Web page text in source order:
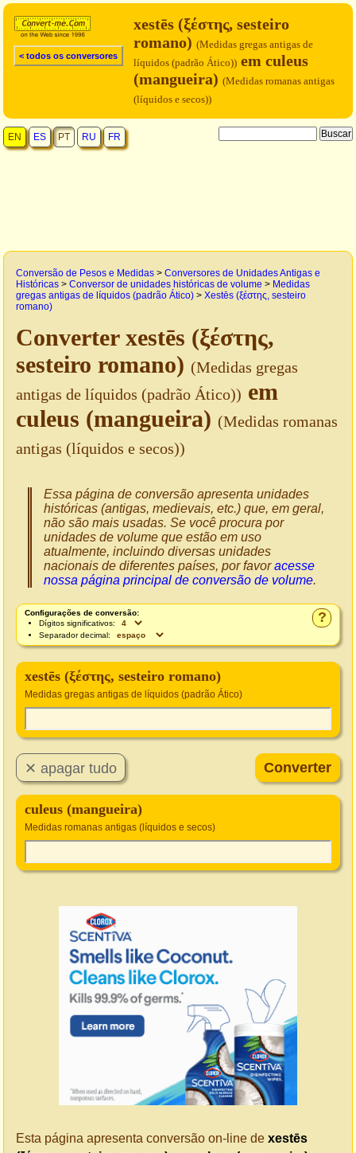
< todos os conversores
xestēs (ξέστης, sesteiro
romano) (Medidas gregas antigas de
líquidos (padrão Ático)) em culeus
(mangueira) (Medidas romanas antigas
(líquidos e secos))
EN ES PT RU FR
Conversão de Pesos e Medidas > Conversores de Unidades Antigas e
Históricas > Conversor de unidades históricas de volume > Medidas
gregas antigas de líquidos (padrão Ático) > Xestēs (ξέστης, sesteiro
romano)
Converter xestēs (ξέστης,
sesteiro romano) (Medidas gregas
antigas de líquidos (padrão Ático)) em
culeus (mangueira) (Medidas romanas
antigas (líquidos e secos))
Essa página de conversão apresenta unidades
históricas (antigas, medievais, etc.) que, em geral,
não são mais usadas. Se você procura por
unidades de volume que estão em uso
atualmente, incluindo diversas unidades
nacionais de diferentes países, por favoracesse
nossa página principal de conversão de volume.
?
Configurações de conversão:
Dígitos significativos:
Separador decimal:
xestēs (ξέστης, sesteiro romano)
Medidas gregas antigas de líquidos (padrão Ático)
culeus (mangueira)
Medidas romanas antigas (líquidos e secos)
Esta página apresenta conversão on-line de xestēs